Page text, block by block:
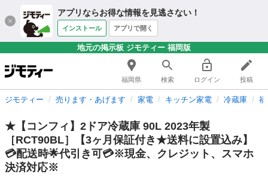
アプリならお得な情報を見逃さない！
インストール アプリで開く
地元の掲示板 ジモティー 福岡版
福岡県 検索 ログイン 投稿
ジモティー 売ります・あげます 家電 キッチン家電 冷蔵庫
★【コンフィ】2ドア冷蔵庫 90L 2023年製
［RCT90BL］【3ヶ月保証付き★送料に設置込み】
💳配送時🌟代引き可💳※現金、クレジット、スマホ
決済対応※